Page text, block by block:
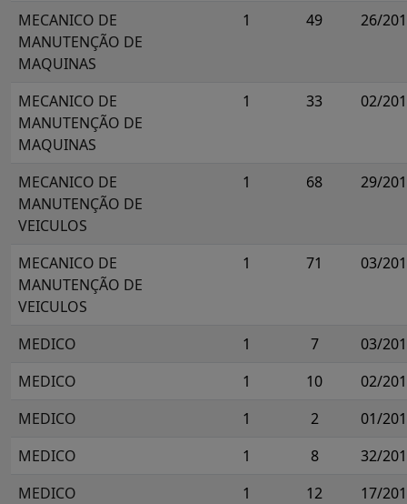
MECANICO DE
MANUTENÇÃO DE
MAQUINAS
1 49 26/
MECANICO DE
MANUTENÇÃO DE
MAQUINAS
1 33 02/
MECANICO DE
MANUTENÇÃO DE
VEICULOS
1 68 29/
MECANICO DE
MANUTENÇÃO DE
VEICULOS
1 71 03/
MEDICO 1 7
03/
MEDICO
1 10
02/
MEDICO
1 2
01/
MEDICO
1 8
32/
MEDICO
1 12
17/